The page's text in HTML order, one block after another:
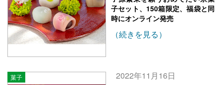
子セット、150箱限定、福袋と同
時にオンライン発売
（続きを見る）
菓子 2022年11月16日